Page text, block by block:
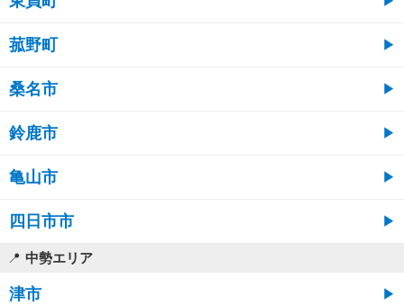
菰野町
桑名市
鈴鹿市
亀山市
四日市市
中勢エリア
津市